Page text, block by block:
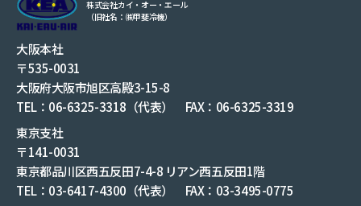
株式会社カイ・オー・エール
（旧社名：㈱甲斐冷機）
大阪本社
〒535-0031
大阪府大阪市旭区高殿3-15-8
TEL：06-6325-3318（代表） FAX：06-6325-3319
東京支社
〒141-0031
東京都品川区西五反田7-4-8 リアン西五反田1階
TEL：03-6417-4300（代表） FAX：03-3495-0775